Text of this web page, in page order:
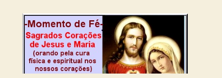
creio, Jesus, e clamo que este Sangue seja agora derramado
sobre mim e sobre todos os meus familiares. Eu peço, Senhor
Jesus, que, pelo poder libertador e salvítico deste Sangue,
possamos nos livrar de toda opressão diabólica que possa estar
prejudicando a nossa família. Peço também que atenda, em